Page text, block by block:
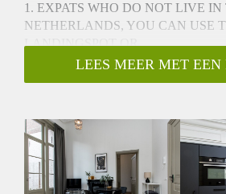
1. EXPATS WHO DO NOT LIVE IN
NETHERLANDS, YOU CAN USE
LANDINGSPOT OR
2. IF YOU DO NEED A SHORT
AND WANT TO STAY CLOSE TO
Welcome to this beautiful apartment
the heart of 's-Hertogenbosch with a
This brand-new, renovated apartment
looking for a comfortable and stylish
LEES MEER MET EEN